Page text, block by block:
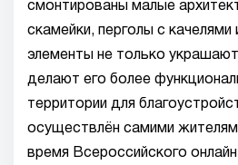
смонтированы малые
скамейки, перголы с качелями
элементы не только
делают его более
территории для
осуществлён самими
время Всероссийского